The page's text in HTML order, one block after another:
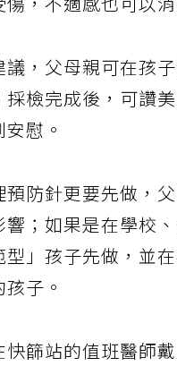
，不適感也可以消
，父母親可在孩
檢完成後，可讚
慰。
防針更要先做，
；如果是在學校
」孩子先做，並
子。